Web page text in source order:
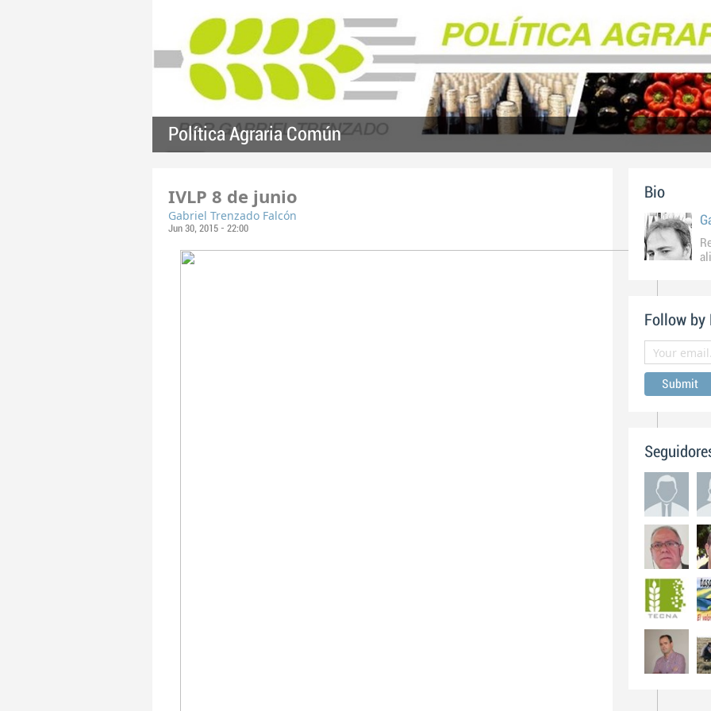
Política Agraria Común
IVLP 8 de junio
Gabriel Trenzado Falcón
Jun 30, 2015 - 22:00
Bio
Follow by